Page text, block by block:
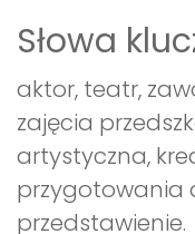
Słowa
aktor, teatr,
zajęcia
artystyczna,
przygotowania
przedstawienie.